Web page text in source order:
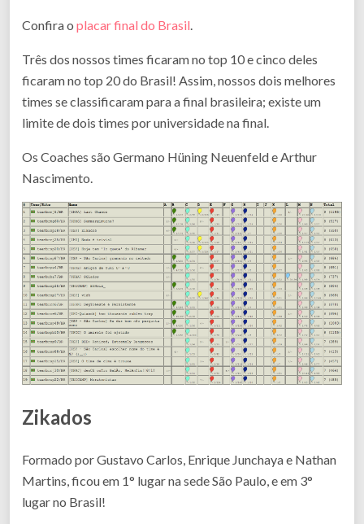
Confira o placar final do Brasil.
Três dos nossos times ficaram no top 10 e cinco deles
ficaram no top 20 do Brasil! Assim, nossos dois melhores
times se classificaram para a final brasileira; existe um
limite de dois times por universidade na final.
Os Coaches são Germano Hüning Neuenfeld e Arthur
Nascimento.
Zikados
Formado por Gustavo Carlos, Enrique Junchaya e Nathan
Martins, ficou em 1° lugar na sede São Paulo, e em 3°
lugar no Brasil!